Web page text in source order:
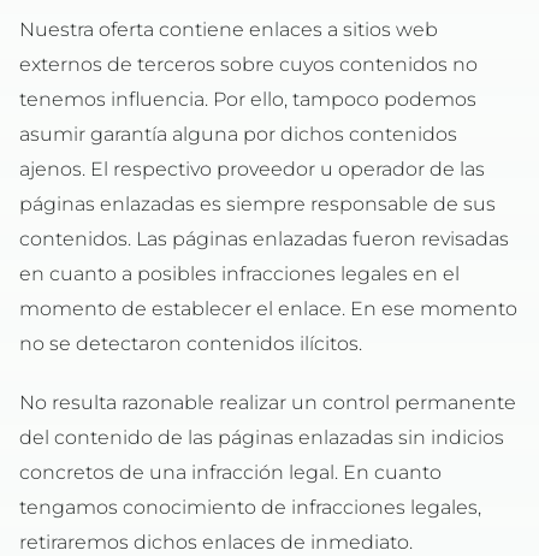
Nuestra oferta contiene enlaces a sitios web
externos de terceros sobre cuyos contenidos no
tenemos influencia. Por ello, tampoco podemos
asumir garantía alguna por dichos contenidos
ajenos. El respectivo proveedor u operador de las
páginas enlazadas es siempre responsable de sus
contenidos. Las páginas enlazadas fueron revisadas
en cuanto a posibles infracciones legales en el
momento de establecer el enlace. En ese momento
no se detectaron contenidos ilícitos.
No resulta razonable realizar un control permanente
del contenido de las páginas enlazadas sin indicios
concretos de una infracción legal. En cuanto
tengamos conocimiento de infracciones legales,
retiraremos dichos enlaces de inmediato.